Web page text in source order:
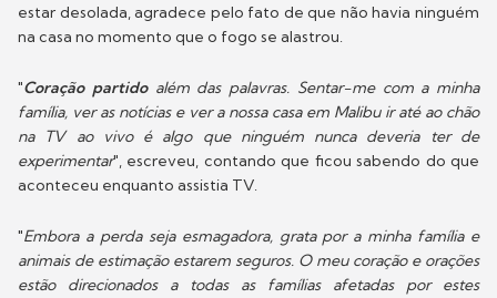
estar desolada, agradece pelo fato de que não havia ninguém
na casa no momento que o fogo se alastrou.
"Coração partidoalém das palavras. Sentar-me com a minha
família, ver as notícias e ver a nossa casa em Malibu ir até ao chão
na TV ao vivo é algo que ninguém nunca deveria ter de
experimentar", escreveu, contando que ficou sabendo do que
aconteceu enquanto assistia TV.
"Embora a perda seja esmagadora, grata por a minha família e
animais de estimação estarem seguros. O meu coração e orações
estão direcionados a todas as famílias afetadas por estes